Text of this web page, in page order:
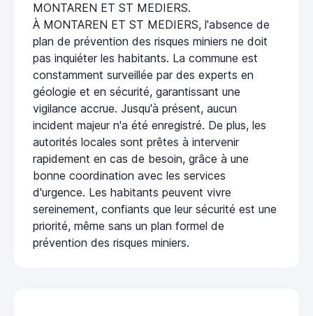
MONTAREN ET ST MEDIERS.
À MONTAREN ET ST MEDIERS, l'absence de
plan de prévention des risques miniers ne doit
pas inquiéter les habitants. La commune est
constamment surveillée par des experts en
géologie et en sécurité, garantissant une
vigilance accrue. Jusqu'à présent, aucun
incident majeur n'a été enregistré. De plus, les
autorités locales sont prêtes à intervenir
rapidement en cas de besoin, grâce à une
bonne coordination avec les services
d'urgence. Les habitants peuvent vivre
sereinement, confiants que leur sécurité est une
priorité, même sans un plan formel de
prévention des risques miniers.